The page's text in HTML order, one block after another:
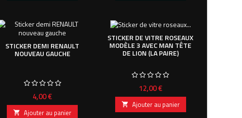
STICKER DEMI RENAULT
NOUVEAU GAUCHE
Prix
4,00 €
 Ajouter au panier
STICKER DE VITRE ROSEAUX
MODÈLE 3 AVEC MAN TÊTE
DE LION (LA PAIRE)
Prix
12,00 €
 Ajouter au panier